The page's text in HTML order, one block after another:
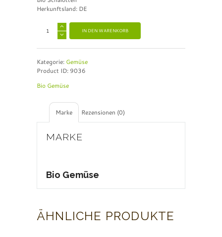
Herkunftsland: DE
IN DEN WARENKORB
A
:
Kategorie: Gemüse
Product ID: 9036
Bio Gemüse
Marke Rezensionen (0)
MARKE
Bio Gemüse
ÄHNLICHE PRODUKTE